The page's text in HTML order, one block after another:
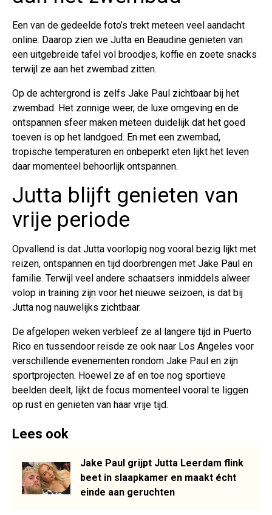
Een van de gedeelde foto’s trekt meteen veel aandacht
online. Daarop zien we Jutta en Beaudine genieten van
een uitgebreide tafel vol broodjes, koffie en zoete snacks
terwijl ze aan het zwembad zitten.
Op de achtergrond is zelfs Jake Paul zichtbaar bij het
zwembad. Het zonnige weer, de luxe omgeving en de
ontspannen sfeer maken meteen duidelijk dat het goed
toeven is op het landgoed. En met een zwembad,
tropische temperaturen en onbeperkt eten lijkt het leven
daar momenteel behoorlijk ontspannen.
Jutta blijft genieten van
vrije periode
Opvallend is dat Jutta voorlopig nog vooral bezig lijkt met
reizen, ontspannen en tijd doorbrengen met Jake Paul en
familie. Terwijl veel andere schaatsers inmiddels alweer
volop in training zijn voor het nieuwe seizoen, is dat bij
Jutta nog nauwelijks zichtbaar.
De afgelopen weken verbleef ze al langere tijd in Puerto
Rico en tussendoor reisde ze ook naar Los Angeles voor
verschillende evenementen rondom Jake Paul en zijn
sportprojecten. Hoewel ze af en toe nog sportieve
beelden deelt, lijkt de focus momenteel vooral te liggen
op rust en genieten van haar vrije tijd.
Lees ook
Jake Paul grijpt Jutta Leerdam flink
beet in slaapkamer en maakt écht
einde aan geruchten